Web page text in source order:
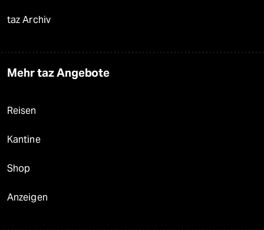
taz Archiv
Mehr taz Angebote
Reisen
Kantine
Shop
Anzeigen